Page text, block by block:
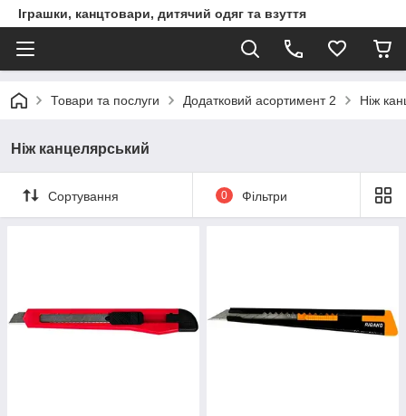
Іграшки, канцтовари, дитячий одяг та взуття
Товари та послуги Додатковий асортимент 2 Ніж
Ніж канцелярський
Сортування 0 Фільтри